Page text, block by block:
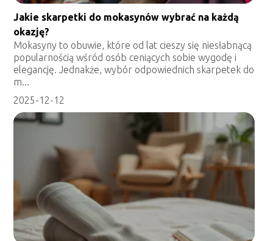
Jakie skarpetki do mokasynów wybrać na każdą
okazję?
Mokasyny to obuwie, które od lat cieszy się niesłabnącą
popularnością wśród osób ceniących sobie wygodę i
elegancję. Jednakże, wybór odpowiednich skarpetek do
m...
2025-12-12